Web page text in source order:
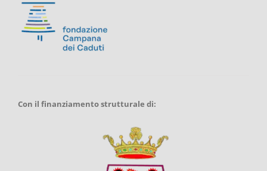
Con il finanziamento strutturale di: